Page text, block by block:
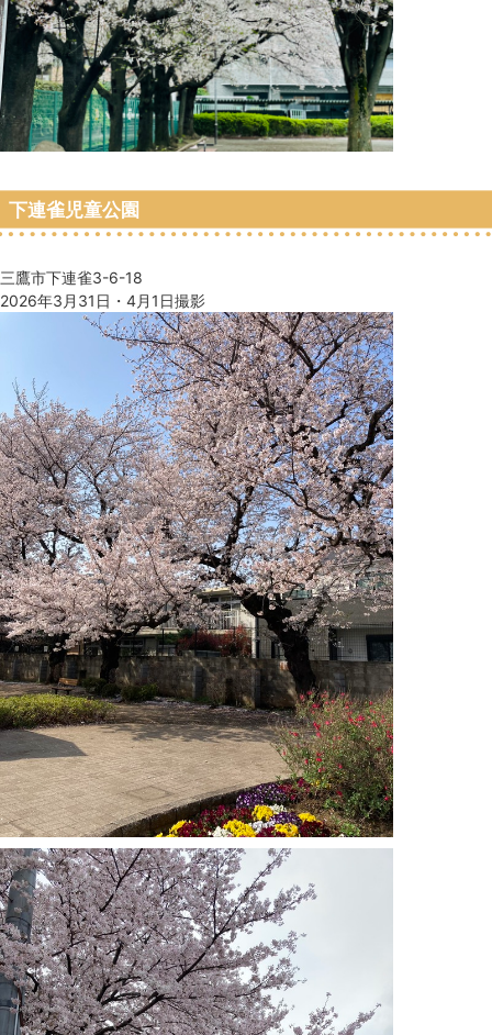
下連雀児童公園
三鷹市下連雀3-6-18
2026年3月31日・4月1日撮影